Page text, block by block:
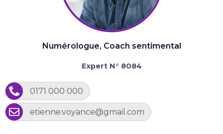
Numérologue, Coach sentimental
Expert N° 8084
0171 000 000
etienne.voyance@gmail.com